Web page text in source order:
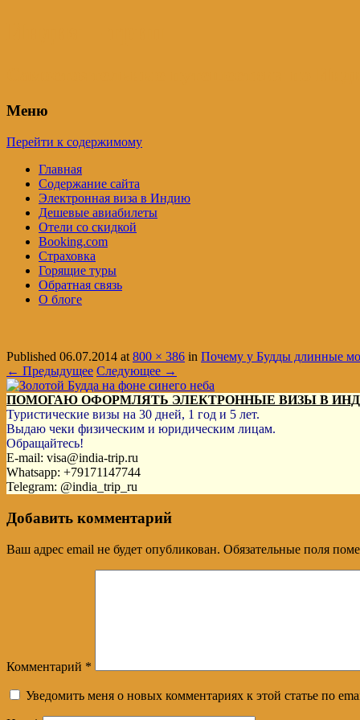
Меню
Перейти к содержимому
Главная
Содержание сайта
Электронная виза в Индию
Дешевые авиабилеты
Отели со скидкой
Booking.com
Страховка
Горящие туры
Обратная связь
О блоге
Published 06.07.2014 at800 × 386 in Почему у Будды длинные
← Предыдущее Следующее →
ПОМОГАЮ ОФОРМЛЯТЬ ЭЛЕКТРОННЫЕ ВИЗЫ В
Туристические визы на 30 дней, 1 год и 5 лет.
Выдаю чеки физическим и юридическим лицам.
Обращайтесь!
E-mail: visa@india-trip.ru
Whatsapp: +79171147744
Telegram: @india_trip_ru
Добавить комментарий
Ваш адрес email не будет опубликован. Обязательные поля
Комментарий *
Уведомить меня о новых комментариях к этой статье по